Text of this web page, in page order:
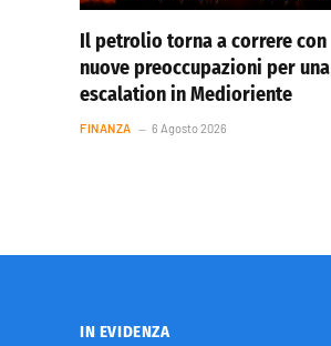
Il petrolio torna a correre con
nuove preoccupazioni per una
escalation in Medioriente
FINANZA 6 Agosto 2026
IN EVIDENZA